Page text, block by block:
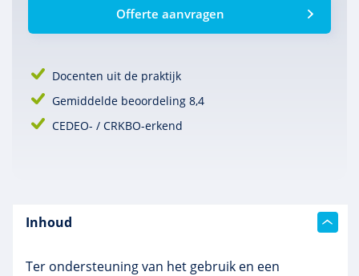
Offerte aanvragen
Docenten uit de praktijk
Gemiddelde beoordeling 8,4
CEDEO- / CRKBO-erkend
Inhoud
Ter ondersteuning van het gebruik en een